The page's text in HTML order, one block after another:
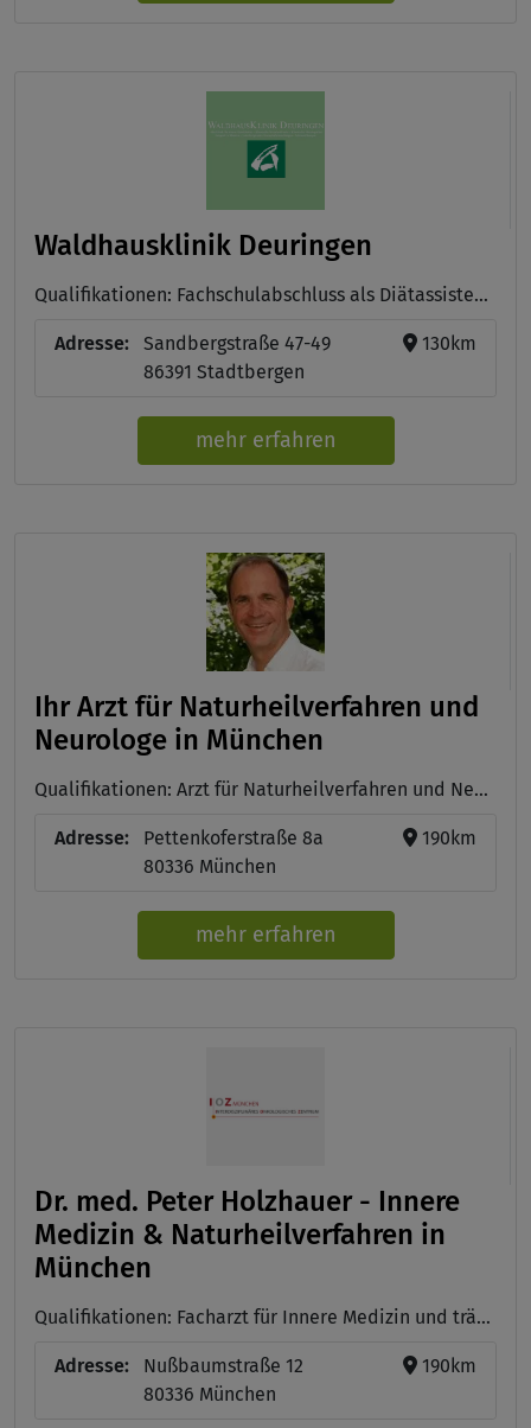
Waldhausklinik Deuringen
Qualifikationen: Fachschulabschluss als Diätassistent, Facharzt für Innere Medizin , staatl. gepr. Physiotherapeuten, Examinierte Pflegekräfte, Facharzt f. Orthopädie mit der Schwerpunktbezeichnung Rheumatologie, Facharzt für Anästhesiologie mit der Zusatbezeichnung spezielle Schmerztherapie, Facharzt für Neurologie und Psychiatrie, Facharzt für innere Medizin mit der Zusatzbezeichnung Naturheilverfahren
Adresse:
Sandbergstraße 47-49
86391 Stadtbergen
130km
mehr erfahren
Ihr Arzt für Naturheilverfahren und
Neurologe in München
Qualifikationen: Arzt für Naturheilverfahren und Neurologe
Adresse:
Pettenkoferstraße 8a
80336 München
190km
mehr erfahren
Dr. med. Peter Holzhauer - Innere
Medizin & Naturheilverfahren in
München
Qualifikationen: Facharzt für Innere Medizin und trägt die Zusatzbezeichnung Naturheilverfahren
Adresse:
Nußbaumstraße 12
80336 München
190km